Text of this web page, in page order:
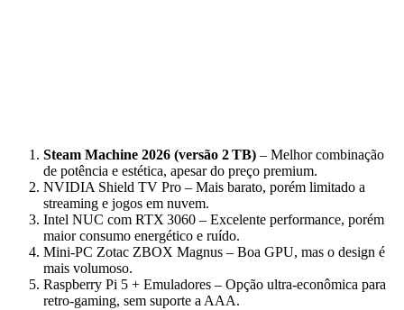
Steam Machine 2026 (versão 2 TB) – Melhor combinação
de potência e estética, apesar do preço premium.
NVIDIA Shield TV Pro – Mais barato, porém limitado a
streaming e jogos em nuvem.
Intel NUC com RTX 3060 – Excelente performance, porém
maior consumo energético e ruído.
Mini‑PC Zotac ZBOX Magnus – Boa GPU, mas o design é
mais volumoso.
Raspberry Pi 5 + Emuladores – Opção ultra‑econômica para
retro‑gaming, sem suporte a AAA.